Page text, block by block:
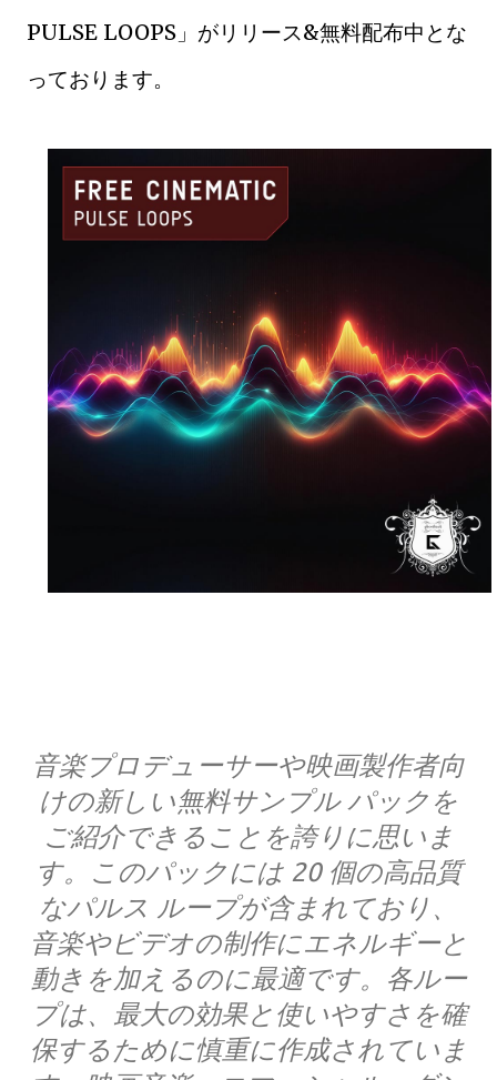
PULSE LOOPS」がリリース&無料配布中とな
っております。
音楽プロデューサーや映画製作者向
けの新しい無料サンプル パックを
ご紹介できることを誇りに思いま
す。このパックには 20 個の高品質
なパルス ループが含まれており、
音楽やビデオの制作にエネルギーと
動きを加えるのに最適です。各ルー
プは、最大の効果と使いやすさを確
保するために慎重に作成されていま